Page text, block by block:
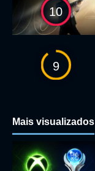
10
9
Mais visualizados